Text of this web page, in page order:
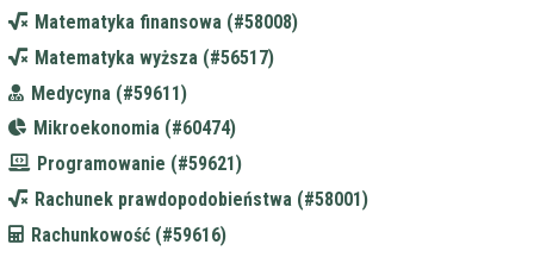
Matematyka finansowa (#58008)
Matematyka wyższa (#56517)
Medycyna (#59611)
Mikroekonomia (#60474)
Programowanie (#59621)
Rachunek prawdopodobieństwa (#58001)
Rachunkowość (#59616)